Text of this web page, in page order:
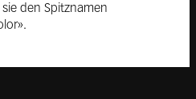
den Spitznamen